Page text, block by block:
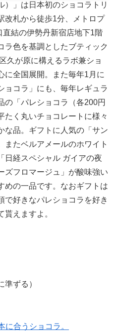
）」は日本初のショコラトリ
改札から徒歩1分、メトロプ
結の伊勢丹新宿店地下1階
ラ色を基調としたブティック
久が原に構えるラボ兼ショ
に全国展開。また毎年1月に
ョコラ」にも、毎年レギュラ
の「パレショコラ（各200円
たく丸いチョコレートに様々
な品。ギフトに人気の「サン
またベルアメールのホワイト
日経スペシャル ガイアの夜
ズフロマージュ」が酸味強い
めの一品です。なおギフトは
で好きなパレショコラを好き
えますよ。
ずる）
に合うショコラ。